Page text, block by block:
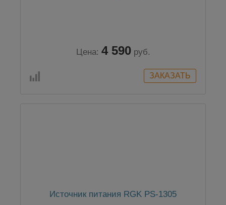
Цена: 4 590 руб.
Источник питания RGK PS-1305